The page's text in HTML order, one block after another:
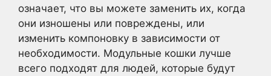
означает, что вы можете заменить их, когда
они изношены или повреждены, или
изменить компоновку в зависимости от
необходимости. Модульные кошки лучше
всего подходят для людей, которые будут